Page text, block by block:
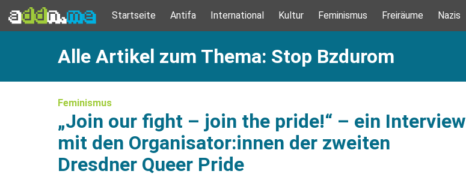
Startseite Antifa International Kultur Feminismus Freiräume Nazis
Alle Artikel zum Thema: Stop Bzdurom
Feminismus
„Join our fight – join the pride!“ – ein Interview
mit den Organisator:innen der zweiten
Dresdner Queer Pride